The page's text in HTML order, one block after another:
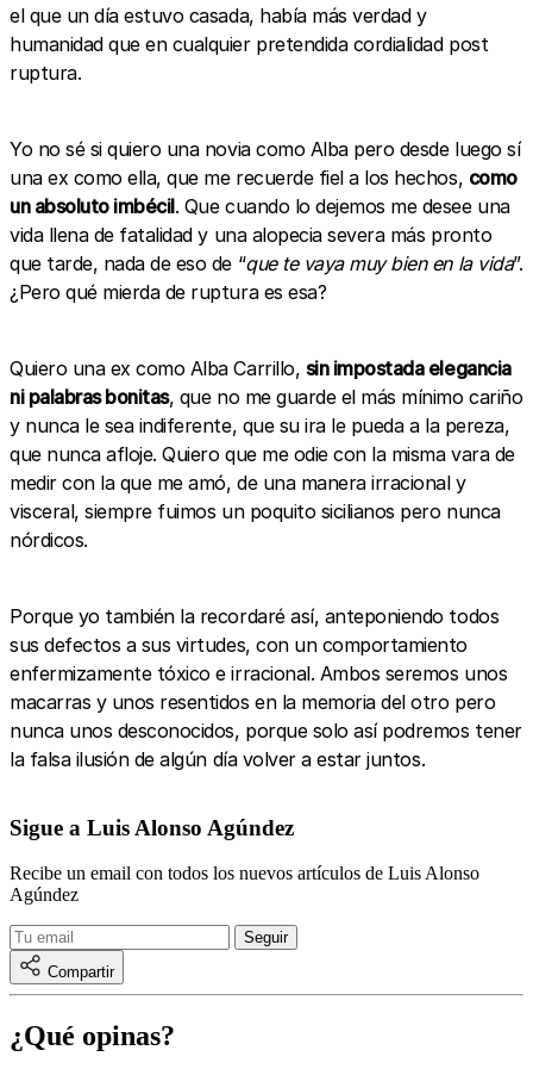
el que un día estuvo casada, había más verdad y
humanidad que en cualquier pretendida cordialidad post
ruptura.
Yo no sé si quiero una novia como Alba pero desde luego sí
una ex como ella, que me recuerde fiel a los hechos, como
un absoluto imbécil. Que cuando lo dejemos me desee una
vida llena de fatalidad y una alopecia severa más pronto
que tarde, nada de eso de “que te vaya muy bien en la vida”.
¿Pero qué mierda de ruptura es esa?
Quiero una ex como Alba Carrillo, sin impostada elegancia
ni palabras bonitas, que no me guarde el más mínimo cariño
y nunca le sea indiferente, que su ira le pueda a la pereza,
que nunca afloje. Quiero que me odie con la misma vara de
medir con la que me amó, de una manera irracional y
visceral, siempre fuimos un poquito sicilianos pero nunca
nórdicos.
Porque yo también la recordaré así, anteponiendo todos
sus defectos a sus virtudes, con un comportamiento
enfermizamente tóxico e irracional. Ambos seremos unos
macarras y unos resentidos en la memoria del otro pero
nunca unos desconocidos, porque solo así podremos tener
la falsa ilusión de algún día volver a estar juntos.
Sigue a Luis Alonso Agúndez
Recibe un email con todos los nuevos artículos de Luis Alonso
Agúndez
Compartir
¿Qué opinas?